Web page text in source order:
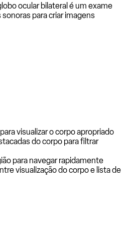
ocular bilateral é um exame
para criar imagens
visualizar o corpo apropriado
do corpo para filtrar
para navegar rapidamente
visualização do corpo e lista de